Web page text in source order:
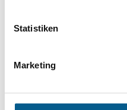
Statistiken
Marketing